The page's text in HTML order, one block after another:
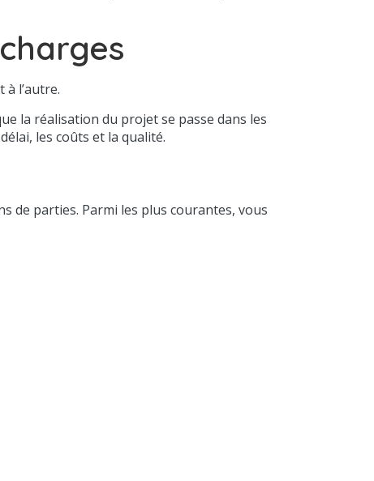
l’autre.
la réalisation du projet se passe dans les
les coûts et la qualité.
de parties. Parmi les plus courantes, vous